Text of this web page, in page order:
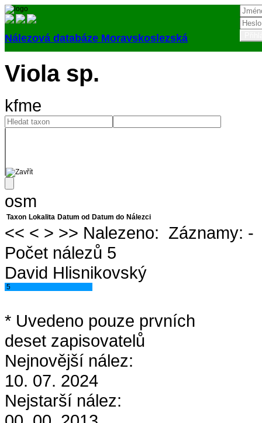
Nálezová databáze Moravskoslezská
Viola sp.
kfme
osm
Taxon Lokalita Datum od Datum do Nálezci
<< < > >> Nalezeno: Záznamy: -
Počet nálezů 5
David Hlisnikovský
5
* Uvedeno pouze prvních
deset zapisovatelů
Nejnovější nález:
10. 07. 2024
Nejstarší nález: